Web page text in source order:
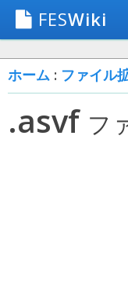
FESWiki
ホーム : ファイル
.asvf フ